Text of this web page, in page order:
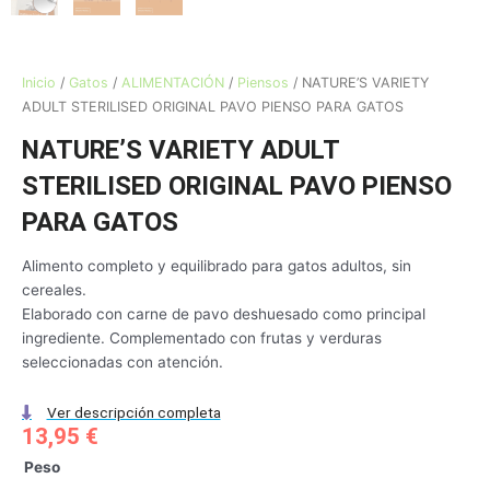
Inicio / Gatos / ALIMENTACIÓN / Piensos / NATURE’S VARIETY
ADULT STERILISED ORIGINAL PAVO PIENSO PARA GATOS
NATURE’S VARIETY ADULT
STERILISED ORIGINAL PAVO PIENSO
PARA GATOS
Alimento completo y equilibrado para gatos adultos, sin
cereales.
Elaborado con carne de pavo deshuesado como principal
ingrediente. Complementado con frutas y verduras
seleccionadas con atención.
Ver descripción completa
13,95 €
Peso
NATURE'S